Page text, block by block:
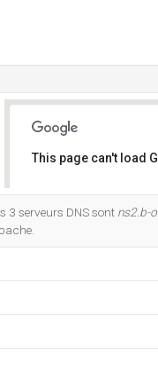
This page can't load
3 serveurs DNS sont ns2.b-